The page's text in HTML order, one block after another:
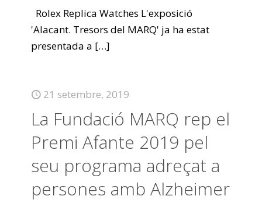
Rolex Replica Watches L'exposició
'Alacant. Tresors del MARQ' ja ha estat
presentada a […]
21 setembre, 2019
La Fundació MARQ rep el
Premi Afante 2019 pel
seu programa adreçat a
persones amb Alzheimer